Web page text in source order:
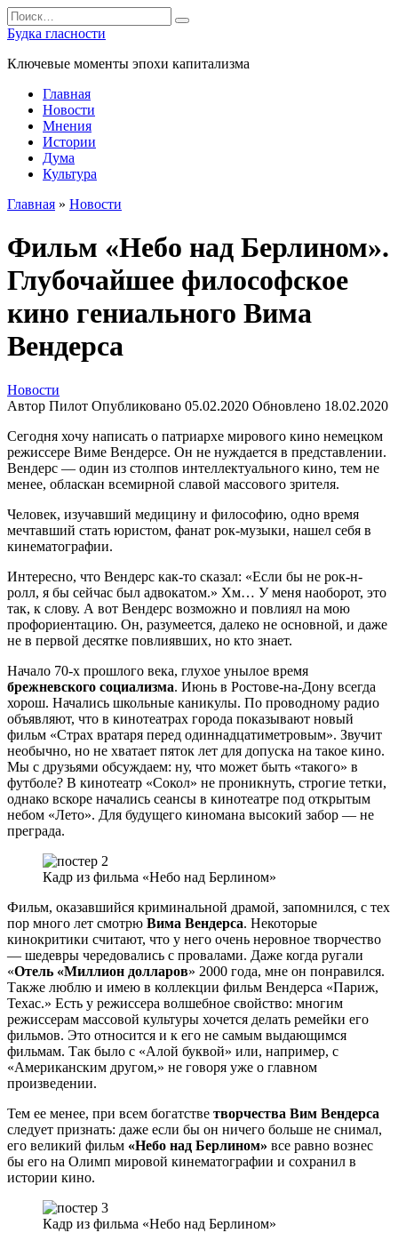
Перейти
к
содержанию
Search
for:
Будка гласности
Ключевые моменты эпохи капитализма
Главная
Новости
Мнения
Истории
Дума
Культура
Главная » Новости
Фильм «Небо над Берлином».
Глубочайшее философское
кино гениального Вима
Вендерса
Новости
Автор Пилот Опубликовано 05.02.2020 Обновлено 18.02.2020
Сегодня хочу написать о патриархе мирового кино немецком
режиссере Виме Вендерсе. Он не нуждается в представлении.
Вендерс — один из столпов интеллектуального кино, тем не
менее, обласкан всемирной славой массового зрителя.
Человек, изучавший медицину и философию, одно время
мечтавший стать юристом, фанат рок-музыки, нашел себя в
кинематографии.
Интересно, что Вендерс как-то сказал: «Если бы не рок-н-
ролл, я бы сейчас был адвокатом.» Хм… У меня наоборот, это
так, к слову. А вот Вендерс возможно и повлиял на мою
профориентацию. Он, разумеется, далеко не основной, и даже
не в первой десятке повлиявших, но кто знает.
Начало 70-х прошлого века, глухое унылое время
брежневского социализма. Июнь в Ростове-на-Дону всегда
хорош. Начались школьные каникулы. По проводному радио
объявляют, что в кинотеатрах города показывают новый
фильм «Страх вратаря перед одиннадцатиметровым». Звучит
необычно, но не хватает пяток лет для допуска на такое кино.
Мы с друзьями обсуждаем: ну, что может быть «такого» в
футболе? В кинотеатр «Сокол» не проникнуть, строгие тетки,
однако вскоре начались сеансы в кинотеатре под открытым
небом «Лето». Для будущего киномана высокий забор — не
преграда.
Кадр из фильма «Небо над Берлином»
Фильм, оказавшийся криминальной драмой, запомнился, с тех
пор много лет смотрю Вима Вендерса. Некоторые
кинокритики считают, что у него очень неровное творчество
— шедевры чередовались с провалами. Даже когда ругали
«Отель «Миллион долларов» 2000 года, мне он понравился.
Также люблю и имею в коллекции фильм Вендерса «Париж,
Техас.» Есть у режиссера волшебное свойство: многим
режиссерам массовой культуры хочется делать ремейки его
фильмов. Это относится и к его не самым выдающимся
фильмам. Так было с «Алой буквой» или, например, с
«Американским другом,» не говоря уже о главном
произведении.
Тем ее менее, при всем богатстве творчества Вим Вендерса
следует признать: даже если бы он ничего больше не снимал,
его великий фильм «Небо над Берлином» все равно вознес
бы его на Олимп мировой кинематографии и сохранил в
истории кино.
Кадр из фильма «Небо над Берлином»